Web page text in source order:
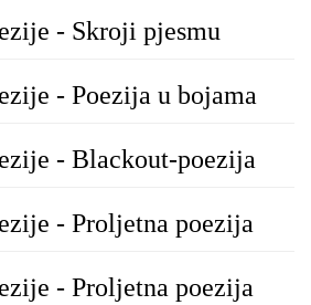
- Skroji pjesmu
- Poezija u bojama
- Blackout-poezija
- Proljetna poezija
- Proljetna poezija